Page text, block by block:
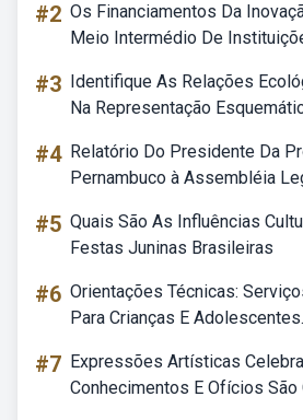
#2 Os Financiamentos Da
Meio Intermédio De
#3 Identifique As Relações
Na Representação
#4 Relatório Do Presidente Da
Pernambuco à Assembléia
#5 Quais São As Influências
Festas Juninas Brasileiras
#6 Orientações Técnicas:
Para Crianças E Adolescentes.
#7 Expressões Artísticas
Conhecimentos E Ofícios